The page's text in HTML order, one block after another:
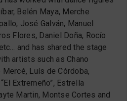
Belén Maya, Merche
José Galván, Manuel
Flores, Daniel Doña, Rocío
and has shared the stage
artists such as Chano
Luís de Córdoba,
Extremeño”, Estrella
Martin, Montse Cortes and